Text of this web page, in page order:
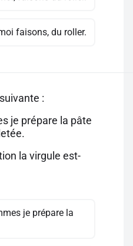
faisons, du roller.
:
je prépare la pâte
la virgule est-
je prépare la